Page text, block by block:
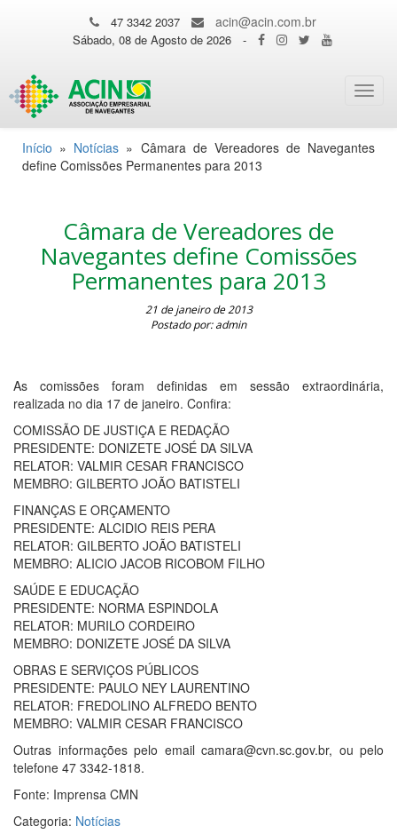
47 3342 2037 acin@acin.com.br
Sábado, 08 de Agosto de 2026 -
Início » Notícias » Câmara de Vereadores de Navegantes
define Comissões Permanentes para 2013
Câmara de Vereadores de
Navegantes define Comissões
Permanentes para 2013
21 de janeiro de 2013
Postado por: admin
As comissões foram definidas em sessão extraordinária,
realizada no dia 17 de janeiro. Confira:
COMISSÃO DE JUSTIÇA E REDAÇÃO
PRESIDENTE: DONIZETE JOSÉ DA SILVA
RELATOR: VALMIR CESAR FRANCISCO
MEMBRO: GILBERTO JOÃO BATISTELI
FINANÇAS E ORÇAMENTO
PRESIDENTE: ALCIDIO REIS PERA
RELATOR: GILBERTO JOÃO BATISTELI
MEMBRO: ALICIO JACOB RICOBOM FILHO
SAÚDE E EDUCAÇÃO
PRESIDENTE: NORMA ESPINDOLA
RELATOR: MURILO CORDEIRO
MEMBRO: DONIZETE JOSÉ DA SILVA
OBRAS E SERVIÇOS PÚBLICOS
PRESIDENTE: PAULO NEY LAURENTINO
RELATOR: FREDOLINO ALFREDO BENTO
MEMBRO: VALMIR CESAR FRANCISCO
Outras informações pelo email camara@cvn.sc.gov.br, ou pelo
telefone 47 3342-1818.
Fonte: Imprensa CMN
Categoria: Notícias